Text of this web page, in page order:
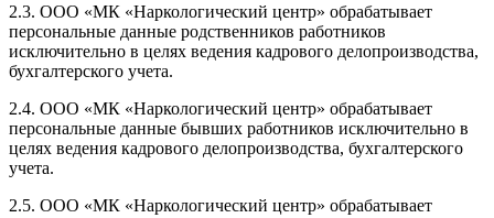
2.3. ООО «МК «Наркологический центр» обрабатывает
персональные данные родственников работников
исключительно в целях ведения кадрового делопроизводства,
бухгалтерского учета.
2.4. ООО «МК «Наркологический центр» обрабатывает
персональные данные бывших работников исключительно в
целях ведения кадрового делопроизводства, бухгалтерского
учета.
2.5. ООО «МК «Наркологический центр» обрабатывает